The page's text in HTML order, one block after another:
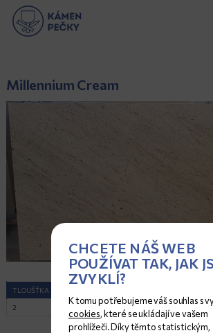
Millennium Cream
TLOUŠŤKA (CM)
2 334x199 Satina
CHCETE NÁŠ WEB
POUŽÍVAT TAK, JAK
ZVYKLÍ?
K tomu potřebujeme váš souhlas s
cookies, které se ukládají ve vašem
prohlížeči. Díky těmto statistickým,